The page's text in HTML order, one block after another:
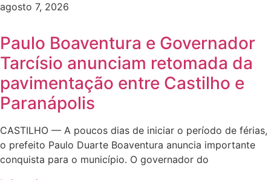
agosto 7, 2026
Paulo Boaventura e Governador
Tarcísio anunciam retomada da
pavimentação entre Castilho e
Paranápolis
CASTILHO — A poucos dias de iniciar o período de férias,
o prefeito Paulo Duarte Boaventura anuncia importante
conquista para o município. O governador do